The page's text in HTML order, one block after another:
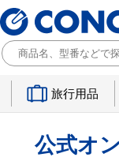
旅行用品
公式オ